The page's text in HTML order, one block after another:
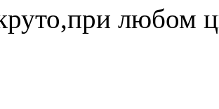
любом